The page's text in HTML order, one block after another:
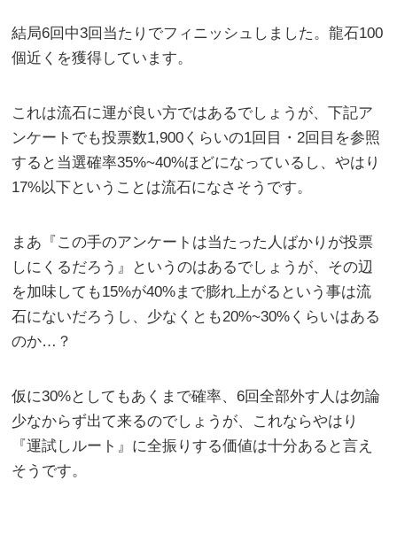
結局6回中3回当たりでフィニッシュしました。龍石100
個近くを獲得しています。
これは流石に運が良い方ではあるでしょうが、下記ア
ンケートでも投票数1,900くらいの1回目・2回目を参照
すると当選確率35%~40%ほどになっているし、やはり
17%以下ということは流石になさそうです。
まあ『この手のアンケートは当たった人ばかりが投票
しにくるだろう』というのはあるでしょうが、その辺
を加味しても15%が40%まで膨れ上がるという事は流
石にないだろうし、少なくとも20%~30%くらいはある
のか…？
仮に30%としてもあくまで確率、6回全部外す人は勿論
少なからず出て来るのでしょうが、これならやはり
『運試しルート』に全振りする価値は十分あると言え
そうです。